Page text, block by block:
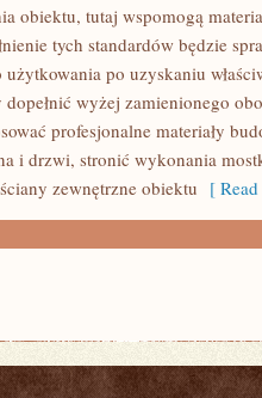
obiektu, tutaj wspomogą
tych standardów będzie
po uzyskaniu
wyżej zamienionego
profesjonalne materiały
i drzwi, stronić wykonania
zewnętrzne obiektu [